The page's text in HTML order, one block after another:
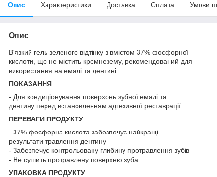
Опис Характеристики Доставка Оплата Умови
Опис
В'язкий гель зеленого відтінку з вмістом 37% фосфорної
кислоти, що не містить кремнезему, рекомендований для
використання на емалі та дентині.
ПОКАЗАННЯ
- Для кондиціонування поверхонь зубної емалі та
дентину перед встановленням адгезивної реставрації
ПЕРЕВАГИ ПРОДУКТУ
- 37% фосфорна кислота забезпечує найкращі
результати травлення дентину
- Забезпечує контрольовану глибину протравлення зубів
- Не сушить протравлену поверхню зуба
УПАКОВКА ПРОДУКТУ